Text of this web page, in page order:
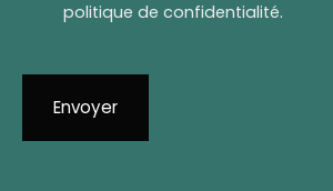
politique de confidentialité.
Envoyer